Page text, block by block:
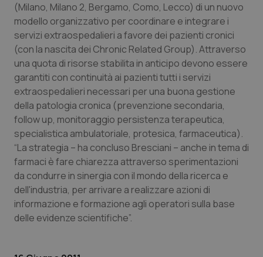
Piemonte
Provincia Autonoma di Bolzano
Provincia Autonoma di Trento
Puglia
Sardegna
Sicilia
Toscana
HIV
Infezioni & Febbre
Ipertensione & Scompenso
Malattie rare
Malattia di Crohn & Rettocolite Ulcerosa
Neuroscienze & patologie neurodegenerative
Obesità
(Milano, Milano 2, Bergamo, Como, Lecco) di un nuovo
modello organizzativo per coordinare e integrare i
servizi extraospedalieri a favore dei pazienti cronici
(con la nascita dei Chronic Related Group). Attraverso
una quota di risorse stabilita in anticipo devono essere
garantiti con continuità ai pazienti tutti i servizi
extraospedalieri necessari per una buona gestione
della patologia cronica (prevenzione secondaria,
follow up, monitoraggio persistenza terapeutica,
specialistica ambulatoriale, protesica, farmaceutica).
“La strategia – ha concluso Bresciani – anche in tema di
farmaci è fare chiarezza attraverso sperimentazioni
da condurre in sinergia con il mondo della ricerca e
dell'industria, per arrivare a realizzare azioni di
informazione e formazione agli operatori sulla base
delle evidenze scientifiche”.